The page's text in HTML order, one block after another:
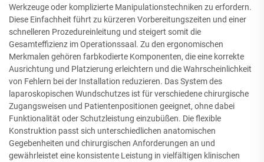
Werkzeuge oder komplizierte Manipulationstechniken zu erfordern.
Diese Einfachheit führt zu kürzeren Vorbereitungszeiten und einer
schnelleren Prozedureinleitung und steigert somit die
Gesamteffizienz im Operationssaal. Zu den ergonomischen
Merkmalen gehören farbkodierte Komponenten, die eine korrekte
Ausrichtung und Platzierung erleichtern und die Wahrscheinlichkeit
von Fehlern bei der Installation reduzieren. Das System des
laparoskopischen Wundschutzes ist für verschiedene chirurgische
Zugangsweisen und Patientenpositionen geeignet, ohne dabei
Funktionalität oder Schutzleistung einzubüßen. Die flexible
Konstruktion passt sich unterschiedlichen anatomischen
Gegebenheiten und chirurgischen Anforderungen an und
gewährleistet eine konsistente Leistung in vielfältigen klinischen